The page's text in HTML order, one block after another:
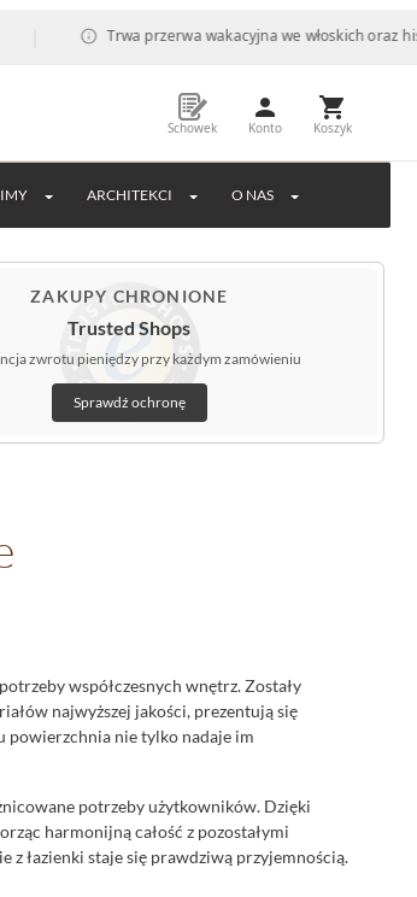
Trwa przerwa wakacyjna we włoskich oraz
Schowek Konto Koszyk
ARCHITEKCI O NAS
ZAKUPY CHRONIONE
Trusted Shops
zwrotu pieniędzy przy każdym zamówieniu
Sprawdź ochronę
współczesnych wnętrz. Zostały
najwyższej jakości, prezentują się
powierzchnia nie tylko nadaje im
potrzeby użytkowników. Dzięki
harmonijną całość z pozostałymi
z łazienki staje się prawdziwą przyjemnością.